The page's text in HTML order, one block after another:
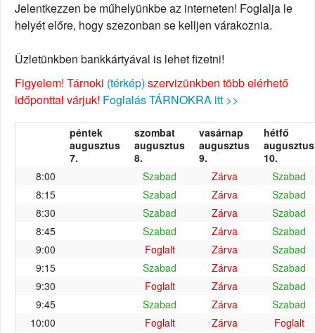
Jelentkezzen be műhelyünkbe az interneten! Foglalja le
helyét előre, hogy szezonban se kelljen várakoznia.
Üzletünkben bankkártyával is lehet fizetni!
Figyelem! Tárnoki (térkép) szervizünkben több elérhető
időponttal várjuk! Foglalás TÁRNOKRA itt >>
péntek
augusztus
7.
szombat
augusztus
8.
vasárnap
augusztus
9.
hétfő
augusztus
10.
8:00
Szabad Zárva
Szabad
8:15
Szabad Zárva
Szabad
8:30
Szabad Zárva
Szabad
8:45
Szabad Zárva
Szabad
9:00
Foglalt Zárva
Szabad
9:15
Szabad Zárva
Szabad
9:30
Foglalt Zárva
Szabad
9:45
Szabad Zárva
Szabad
10:00
Foglalt Zárva
Foglalt